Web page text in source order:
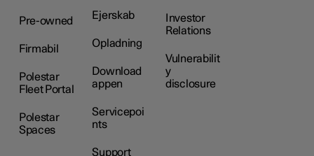
Pre-owned
Firmabil
Polestar
Fleet Portal
Polestar
Spaces
Ejerskab
Opladning
Download
appen
Servicepoi
nts
Support
Investor
Relations
Vulnerabilit
y
disclosure